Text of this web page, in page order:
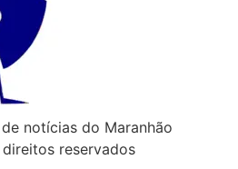
notícias do Maranhão
reservados